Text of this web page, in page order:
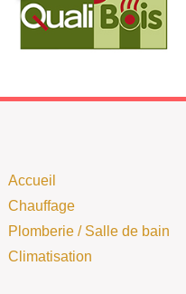
Accueil
Chauffage
Plomberie / Salle de bain
Climatisation